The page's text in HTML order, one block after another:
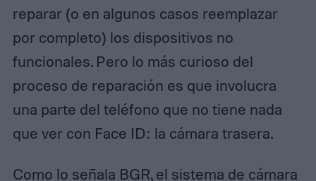
reparar (o en algunos casos reemplazar
por completo) los dispositivos no
funcionales. Pero lo más curioso del
proceso de reparación es que involucra
una parte del teléfono que no tiene nada
que ver con Face ID: la cámara trasera.
Como lo señala BGR, el sistema de cámara